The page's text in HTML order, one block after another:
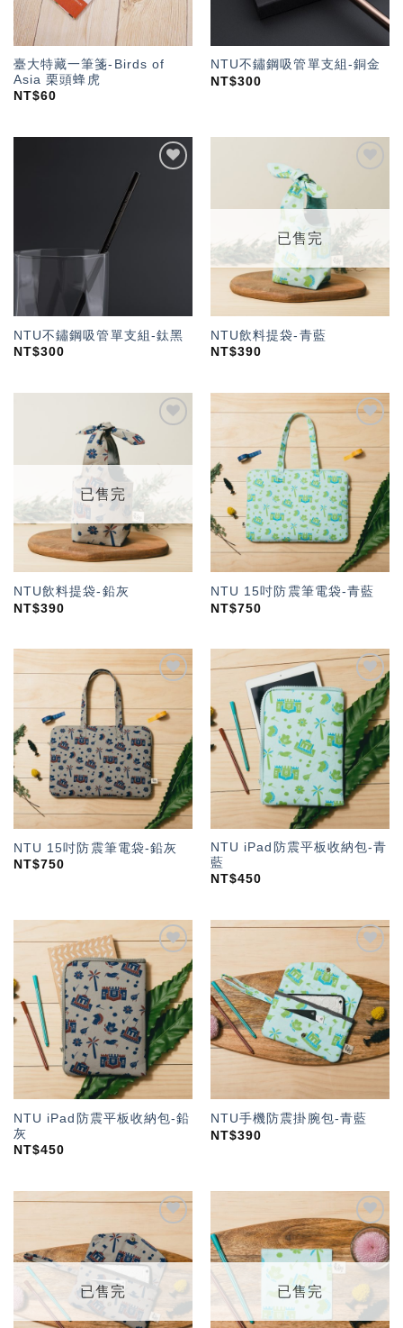
臺大特藏一筆箋-Birds of
Asia 栗頭蜂虎
NT$60
NTU不鏽鋼吸管單支組-銅金
NT$300
NTU不鏽鋼吸管單支組-鈦黑
NT$300
望輕
已售完
NTU飲料提袋-青藍
NT$390
望輕
已售完
NTU飲料提袋-鉛灰
NT$390
「願
NTU 15吋防震筆電袋-青藍
NT$750
「願
望輕
NTU 15吋防震筆電袋-鉛灰
NT$750
加入
「願
望輕
單」
NTU iPad防震平板收納包-青
藍
NT$450
加入
「願
望輕
單」
NTU iPad防震平板收納包-鉛
灰
NT$450
「願
望輕
單」
NTU手機防震掛腕包-青藍
NT$390
「願
望輕
單」
已售完
加入
「願
望輕
已售完